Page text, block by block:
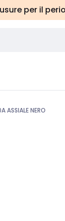
per il
ASSIALE NERO